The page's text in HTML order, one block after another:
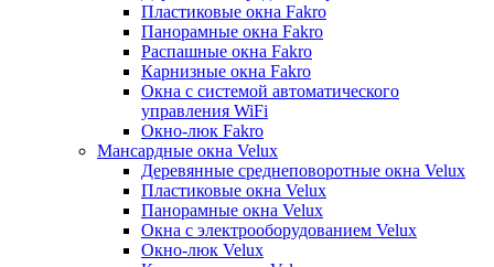
Пластиковые окна Fakro
Панорамные окна Fakro
Распашные окна Fakro
Карнизные окна Fakro
Окна с системой автоматического
управления WiFi
Окно-люк Fakro
Мансардные окна Velux
Деревянные среднеповоротные окна Velux
Пластиковые окна Velux
Панорамные окна Velux
Окна с электрооборудованием Velux
Окно-люк Velux